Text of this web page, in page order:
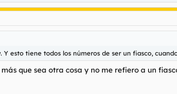
esto tiene todos los números de ser un fiasco,
que sea otra cosa y no me refiero a un